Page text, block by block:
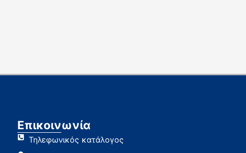
Επικοινωνία
Τηλεφωνικός κατάλογος